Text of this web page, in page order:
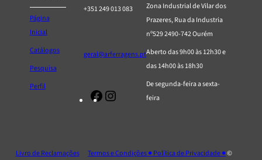
Página
Inicial
Catálogos
Pesquisa
Perfil
+351 249 013 083
geral@arferragens.pt
Facebook
AR
Zona Industrial de Vilar dos
Prazeres, Rua da Industria
nº529 2490-742 Ourém
Aberto das 9h00 às 12h30 e
das 14h00 às 18h30
De segunda-feira a sexta-
feira
Livro de Reclamações Termos e Condições ● Política de Privacidade ●©